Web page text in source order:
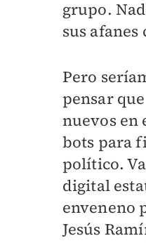
grupo.
sus afanes
Pero
pensar
nuevos en
bots para
político.
digital
enveneno
Jesús